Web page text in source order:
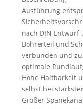
Ausführung
nach DIN Entwurf
Bohrerteil und
verbunden und
optimale
Hohe Haltbarkeit
selbst bei
Großer